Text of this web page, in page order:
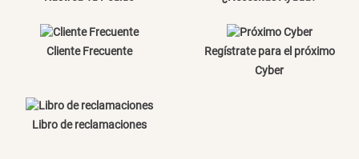
Cliente Frecuente
Regístrate para el próximo
Cyber
Libro de reclamaciones
Papelero de Plástico Color 8 Lt
15,7x22,2x33,3 cm
Canasto Bambú
S/ 35.90